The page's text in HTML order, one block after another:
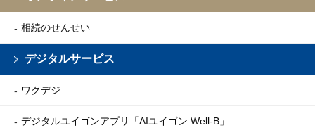
相続のせんせい
デジタルサービス
ワクデジ
デジタルユイゴンアプリ 「AIユイゴン Well-B」